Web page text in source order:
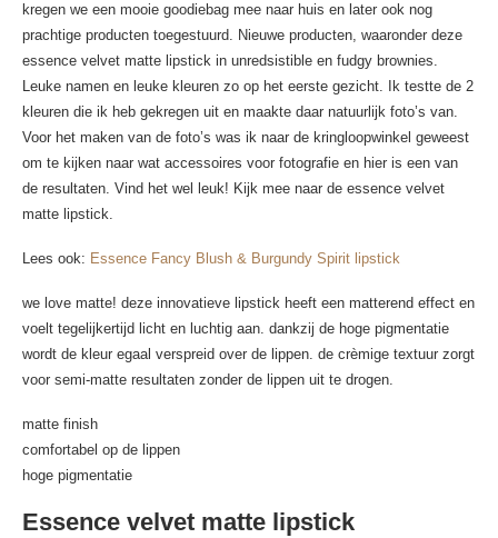
kregen we een mooie goodiebag mee naar huis en later ook nog
prachtige producten toegestuurd. Nieuwe producten, waaronder deze
essence velvet matte lipstick in unredsistible en fudgy brownies.
Leuke namen en leuke kleuren zo op het eerste gezicht. Ik testte de 2
kleuren die ik heb gekregen uit en maakte daar natuurlijk foto’s van.
Voor het maken van de foto’s was ik naar de kringloopwinkel geweest
om te kijken naar wat accessoires voor fotografie en hier is een van
de resultaten. Vind het wel leuk! Kijk mee naar de essence velvet
matte lipstick.
Lees ook: Essence Fancy Blush & Burgundy Spirit lipstick
we love matte! deze innovatieve lipstick heeft een matterend effect en
voelt tegelijkertijd licht en luchtig aan. dankzij de hoge pigmentatie
wordt de kleur egaal verspreid over de lippen. de crèmige textuur zorgt
voor semi-matte resultaten zonder de lippen uit te drogen.
matte finish
comfortabel op de lippen
hoge pigmentatie
Essence velvet matte lipstick